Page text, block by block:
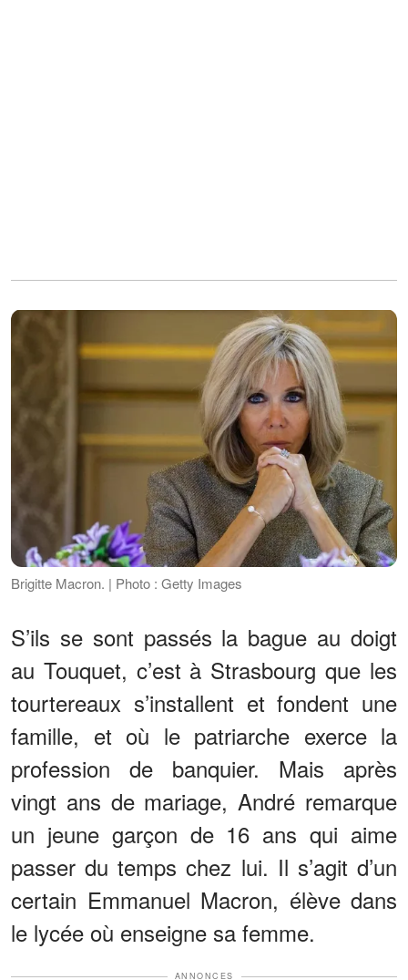
Brigitte Macron. | Photo : Getty Images
S’ils se sont passés la bague au doigt
au Touquet, c’est à Strasbourg que les
tourtereaux s’installent et fondent une
famille, et où le patriarche exerce la
profession de banquier. Mais après
vingt ans de mariage, André remarque
un jeune garçon de 16 ans qui aime
passer du temps chez lui. Il s’agit d’un
certain Emmanuel Macron, élève dans
le lycée où enseigne sa femme.
ANNONCES